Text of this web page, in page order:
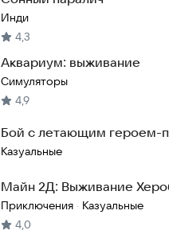
Инди
4,3
Аквариум: выживание
Симуляторы
4,9
Бой с летающим героем-
Казуальные
Майн 2Д: Выживание
Приключения · Казуальные
4,0